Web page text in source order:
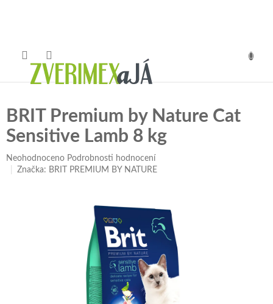
BRIT Premium by Nature Cat
Sensitive Lamb 8 kg
Průměrné
hodnocení
Neohodnoceno Podrobnosti hodnocení
Značka: BRIT PREMIUM BY NATURE